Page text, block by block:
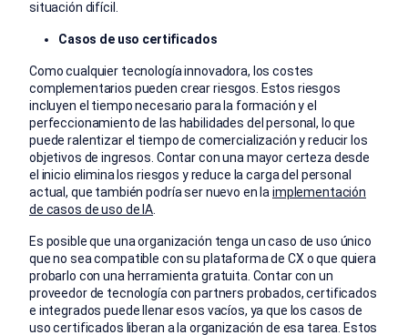
situación difícil.
Casos de uso certificados
Como cualquier tecnología innovadora, los costes
complementarios pueden crear riesgos. Estos riesgos
incluyen el tiempo necesario para la formación y el
perfeccionamiento de las habilidades del personal, lo que
puede ralentizar el tiempo de comercialización y reducir los
objetivos de ingresos. Contar con una mayor certeza desde
el inicio elimina los riesgos y reduce la carga del personal
actual, que también podría ser nuevo en la implementación
de casos de uso de IA
Es posible que una organización tenga un caso de uso único
que no sea compatible con su plataforma de CX o que quiera
probarlo con una herramienta gratuita. Contar con un
proveedor de tecnología con partners probados, certificados
e integrados puede llenar esos vacíos, ya que los casos de
uso certificados liberan a la organización de esa tarea. Estos